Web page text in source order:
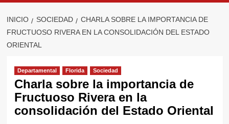
INICIO SOCIEDAD
CHARLA SOBRE LA IMPORTANCIA DE
FRUCTUOSO RIVERA EN LA CONSOLIDACIÓN DEL ESTADO
ORIENTAL
Departamental Florida Sociedad
Charla sobre la importancia de
Fructuoso Rivera en la
consolidación del Estado Oriental